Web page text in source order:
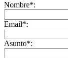
Nombre*:
Email*:
Asunto*: